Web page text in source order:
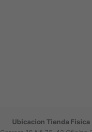
Ubicacion Tienda Fisica